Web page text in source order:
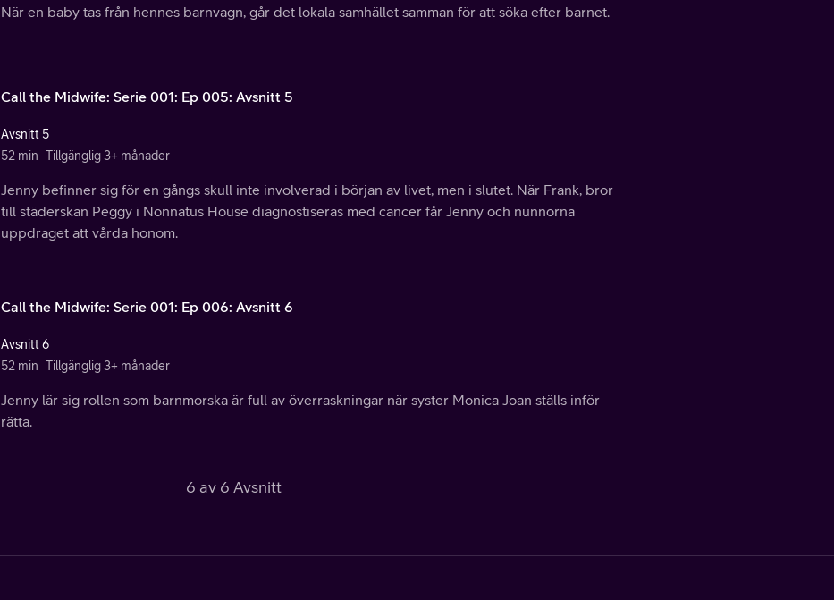
När en baby tas från hennes barnvagn, går det lokala samhället samman för att söka efter barnet.
Call the Midwife: Serie 001: Ep 005: Avsnitt 5
Avsnitt 5
52 min Tillgänglig 3+ månader
Jenny befinner sig för en gångs skull inte involverad i början av livet, men i slutet. När Frank, bror
till städerskan Peggy i Nonnatus House diagnostiseras med cancer får Jenny och nunnorna
uppdraget att vårda honom.
Call the Midwife: Serie 001: Ep 006: Avsnitt 6
Avsnitt 6
52 min Tillgänglig 3+ månader
Jenny lär sig rollen som barnmorska är full av överraskningar när syster Monica Joan ställs inför
rätta.
6 av 6 Avsnitt